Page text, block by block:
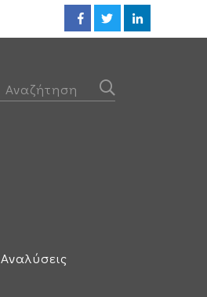
ΕΕ: Αλληλεγγύη στην
Αναλύσεις